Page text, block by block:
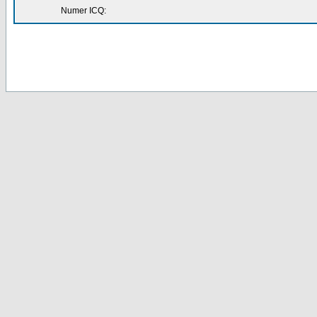
Numer ICQ: